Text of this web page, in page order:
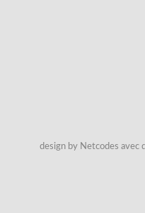
design by Netcodes avec